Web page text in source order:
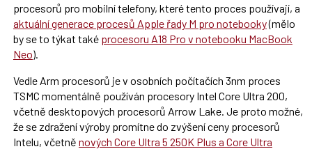
procesorů pro mobilní telefony, které tento proces používají, a
aktuální generace procesů Apple řady M pro notebooky(mělo
by se to týkat také procesoru A18 Pro v notebooku MacBook
Neo).
Vedle Arm procesorů je v osobních počítačích 3nm proces
TSMC momentálně používán procesory Intel Core Ultra 200,
včetně desktopových procesorů Arrow Lake. Je proto možné,
že se zdražení výroby promítne do zvýšení ceny procesorů
Intelu, včetně nových Core Ultra 5 250K Plus a Core Ultra